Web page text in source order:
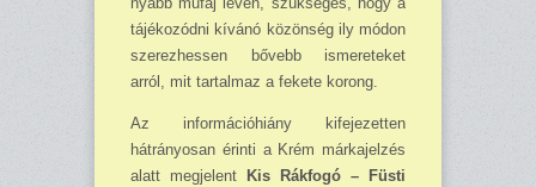
tájékozódni kí­vánó közönség ily módon
szerezhessen bővebb isme­reteket
arról, mit tartal­maz a fekete korong.
Az információhiány kife­jezetten
hátrányosan érinti a Krém márkajelzés
alatt megjelent
Kis Rákfogó – Füsti